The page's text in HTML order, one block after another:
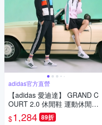
adidas官方直營
【adidas 愛迪達】 GRAND C
OURT 2.0 休閒鞋 運動休閒鞋
男鞋/女鞋 GW9195
$1,284 89折